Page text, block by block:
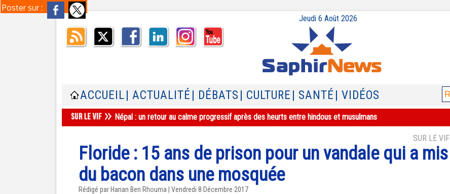
Poster sur :
Jeudi 6 Août 2026
ACCUEIL | ACTUALITÉ | DÉBATS | CULTURE | SANTÉ | VIDÉOS
Népal : un retour au calme progressif après des heurts entre hindous et musulmans
SUR LE VIF
Floride : 15 ans de prison pour un vandale qui a mis
du bacon dans une mosquée
Rédigé par Hanan Ben Rhouma | Vendredi 8 Décembre 2017